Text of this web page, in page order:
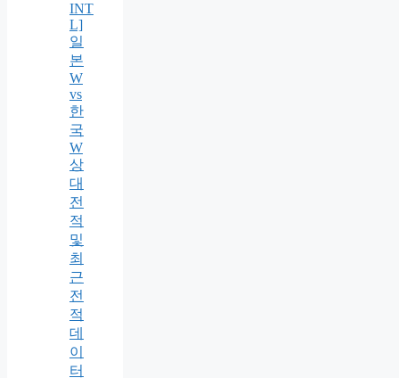
INT
L]
일
본
W
vs
한
국
W
상
대
전
적
및
최
근
전
적
데
이
터